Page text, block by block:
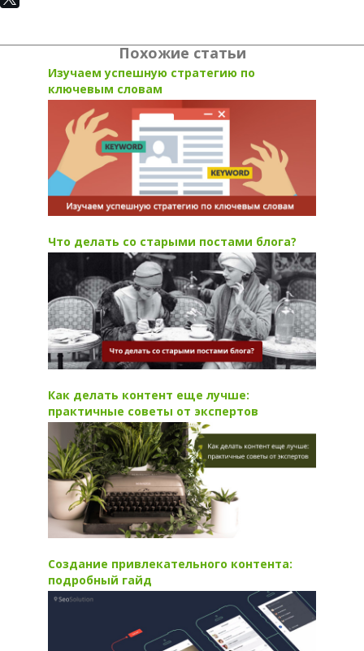
Похожие статьи
Изучаем успешную стратегию по
ключевым словам
Что делать со старыми постами блога?
Как делать контент еще лучше:
практичные советы от экспертов
Создание привлекательного контента:
подробный гайд